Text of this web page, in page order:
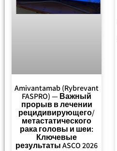
Amivantamab (Rybrevant
FASPRO) — Важный
прорыв в лечении
рецидивирующего/
метастатического
рака головы и шеи:
Ключевые
результаты ASCO 2026